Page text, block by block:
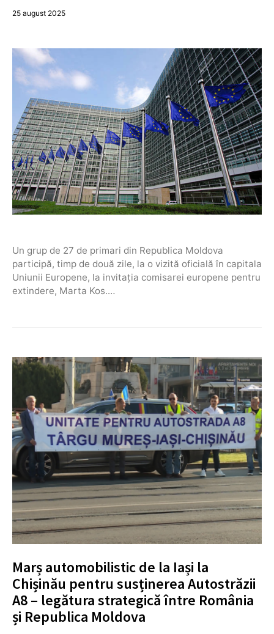
25 august 2025
Un grup de 27 de primari din Republica Moldova
participă, timp de două zile, la o vizită oficială în capitala
Uniunii Europene, la invitația comisarei europene pentru
extindere, Marta Kos.…
Marș automobilistic de la Iași la
Chișinău pentru susținerea Autostrăzii
A8 – legătura strategică între România
și Republica Moldova